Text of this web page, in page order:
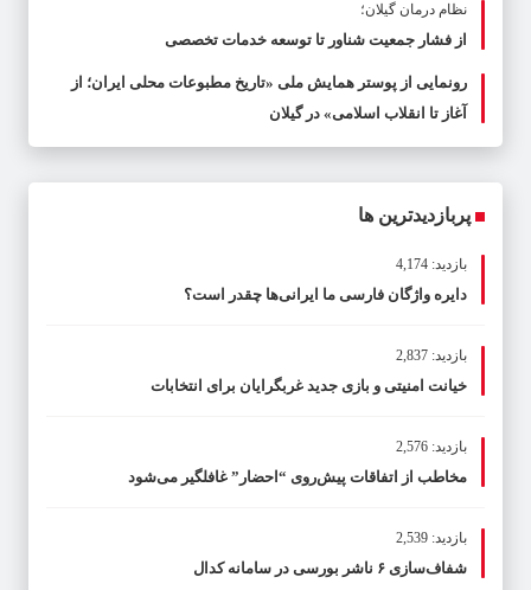
نظام درمان گیلان؛
از فشار جمعیت شناور تا توسعه خدمات تخصصی
رونمایی از پوستر همایش ملی «تاریخ مطبوعات محلی ایران؛ از
آغاز تا انقلاب اسلامی» در گیلان
پربازدیدترین ها
بازدید: 4,174
دایره واژگان فارسی ما ایرانی‌ها چقدر است؟
بازدید: 2,837
خیانت امنیتی و بازی جدید غربگرایان برای انتخابات
بازدید: 2,576
مخاطب از اتفاقات پیش‌روی “احضار” غافلگیر می‌شود
بازدید: 2,539
شفاف‌سازی ۶ ناشر بورسی در سامانه کدال